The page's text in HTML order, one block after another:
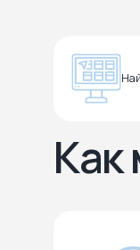
Как